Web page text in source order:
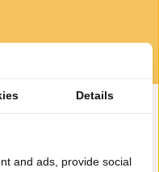
Details
and ads, provide social